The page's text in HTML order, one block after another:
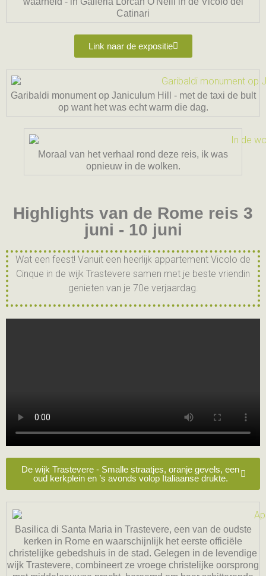
Catinari
Link naar de expositie
Garibaldi monument op Janiculum Hill - met de taxi de bult
op want het was echt warm die dag.
Moraal van het verhaal rond deze reis, ik was
opnieuw in de wolken.
Highlights van de Rome reis 3
juni - 10 juni
Wat een feest! Vanuit een heerlijk appartement Vicolo de
Cinque in de wijk Trastevere samen met je beste vriendin
genieten van je 70e verjaardag.
De wijk Trastevere - Smalle straatjes, oranje gevels, een
oud kerkplein en ’s avonds volop Italiaanse drukte.
Basilica di Santa Maria in Trastevere, een van de oudste
kerken in Rome en waarschijnlijk het eerste officiële
christelijke gebedshuis in de stad. Gelegen in de levendige
wijk Trastevere, combineert ze vroege christelijke oorsprong